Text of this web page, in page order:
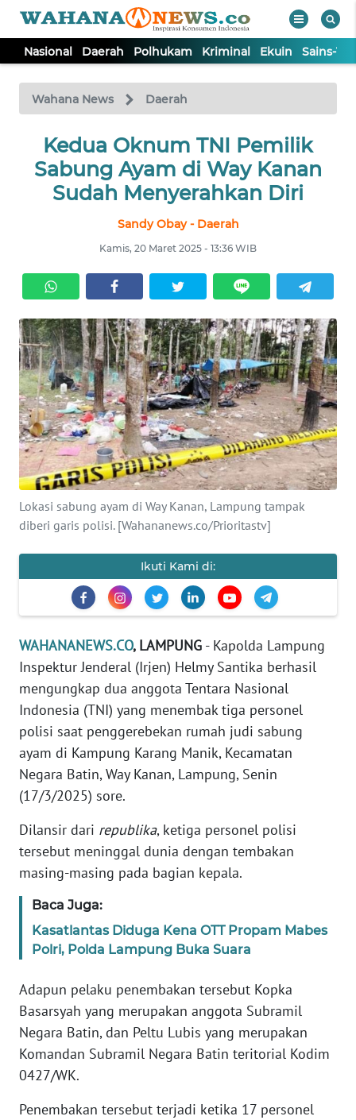
Nasional Daerah Polhukam Kriminal Ekuin Sains-
Wahana News Daerah
Kedua Oknum TNI Pemilik
Sabung Ayam di Way Kanan
Sudah Menyerahkan Diri
Sandy Obay - Daerah
Kamis, 20 Maret 2025 - 13:36 WIB
Lokasi sabung ayam di Way Kanan, Lampung tampak
diberi garis polisi. [Wahananews.co/Prioritastv]
Ikuti Kami di:
WAHANANEWS.CO, LAMPUNG - Kapolda Lampung
Inspektur Jenderal (Irjen) Helmy Santika berhasil
mengungkap dua anggota Tentara Nasional
Indonesia (TNI) yang menembak tiga personel
polisi saat penggerebekan rumah judi sabung
ayam di Kampung Karang Manik, Kecamatan
Negara Batin, Way Kanan, Lampung, Senin
(17/3/2025) sore.
Dilansir dari republika, ketiga personel polisi
tersebut meninggal dunia dengan tembakan
masing-masing pada bagian kepala.
Baca Juga:
Kasatlantas Diduga Kena OTT Propam Mabes
Polri, Polda Lampung Buka Suara
Adapun pelaku penembakan tersebut Kopka
Basarsyah yang merupakan anggota Subramil
Negara Batin, dan Peltu Lubis yang merupakan
Komandan Subramil Negara Batin teritorial Kodim
0427/WK.
Penembakan tersebut terjadi ketika 17 personel
TV
Tutup
NASIONAL
DAERAH
KRIMINAL
EKUIN
SAINS-TEKNO
KESEHATAN
INTERNASIONAL
OLAHRAGA
EDITORIAL
Informasi
INDEKS
BERITA
KAMI
INFO
TENTANG
KAMI
PEDOMAN
MEDIA
SIBER
REDAKSI
KARIR